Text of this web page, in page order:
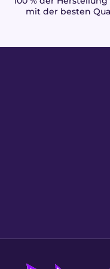
THC
Wie
mit der besten